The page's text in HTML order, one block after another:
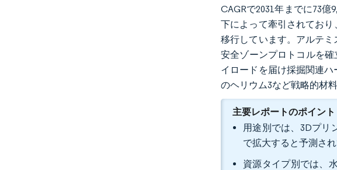
CAGRで2031年までに73
下によって牽引されており
移行しています。アルテ
安全ゾーンプロトコルを
イロードを届け採掘関連
のヘリウム3など戦略的材
主要レポートのポイント
用途別では、3Dプリ
で拡大すると予測され
資源タイプ別では、